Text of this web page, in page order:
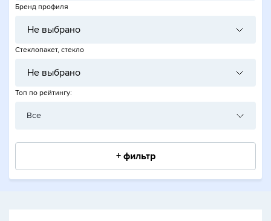
Бренд профиля
Не выбрано
Стеклопакет, стекло
Не выбрано
Топ по рейтингу:
Все
+ фильтр